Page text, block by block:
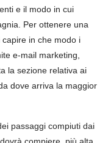
e il modo in cui
Per ottenere una
in che modo i
e-mail marketing,
la sezione relativa ai
dove arriva la maggior
passaggi compiuti dai